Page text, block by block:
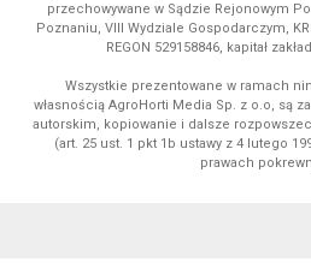
przechowywane w Sądzie Rejonowym
Poznaniu, VIII Wydziale Gospodarczym,
REGON 529158846, kapitał
Wszystkie prezentowane w ramach
własnością AgroHorti Media Sp. z o.o, są
autorskim, kopiowanie i dalsze
(art. 25 ust. 1 pkt 1b ustawy z 4 lutego
prawach